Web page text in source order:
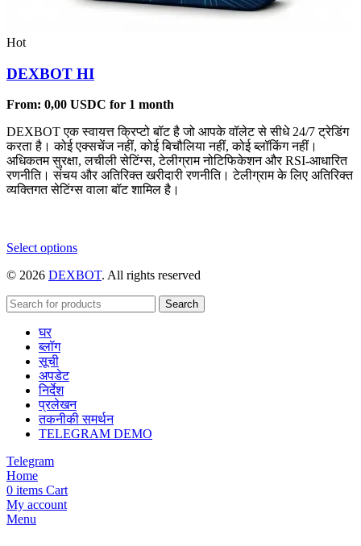
Hot
DEXBOT HI
From: 0,00 USDC for 1 month
DEXBOT एक स्वायत्त क्रिप्टो बॉट है जो आपके वॉलेट से सीधे 24/7 ट्रेडिंग
करता है। कोई एक्सचेंज नहीं, कोई बिचौलिया नहीं, कोई ब्लॉकिंग नहीं।
अधिकतम सुरक्षा, लचीली सेटिंग्स, टेलीग्राम नोटिफिकेशन और RSI-आधारित
रणनीति। संचय और अतिरिक्त खरीदारी रणनीति। टेलीग्राम के लिए अतिरिक्त
व्यक्तिगत सेटिंग्स वाला बॉट शामिल है।
Select optionsThis
has
variants.
the
product
page
© 2026 DEXBOT. All rights reserved
Search
घर
ब्लॉग
सूची
अपडेट
निर्देश
प्रलेखन
तकनीकी समर्थन
TELEGRAM DEMO
Telegram
Home
0 items Cart
My account
Menu